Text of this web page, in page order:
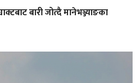
बारी जोत्दै मानेभञ्ज्याङका